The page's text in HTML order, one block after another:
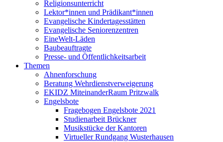
Religionsunterricht
Lektor*innen und Prädikant*innen
Evangelische Kindertagesstätten
Evangelische Seniorenzentren
EineWelt-Läden
Baubeauftragte
Presse- und Öffentlichkeitsarbeit
Themen
Ahnenforschung
Beratung Wehrdienstverweigerung
EKIDZ MiteinanderRaum Pritzwalk
Engelsbote
Fragebogen Engelsbote 2021
Studienarbeit Brückner
Musikstücke der Kantoren
Virtueller Rundgang Wusterhausen